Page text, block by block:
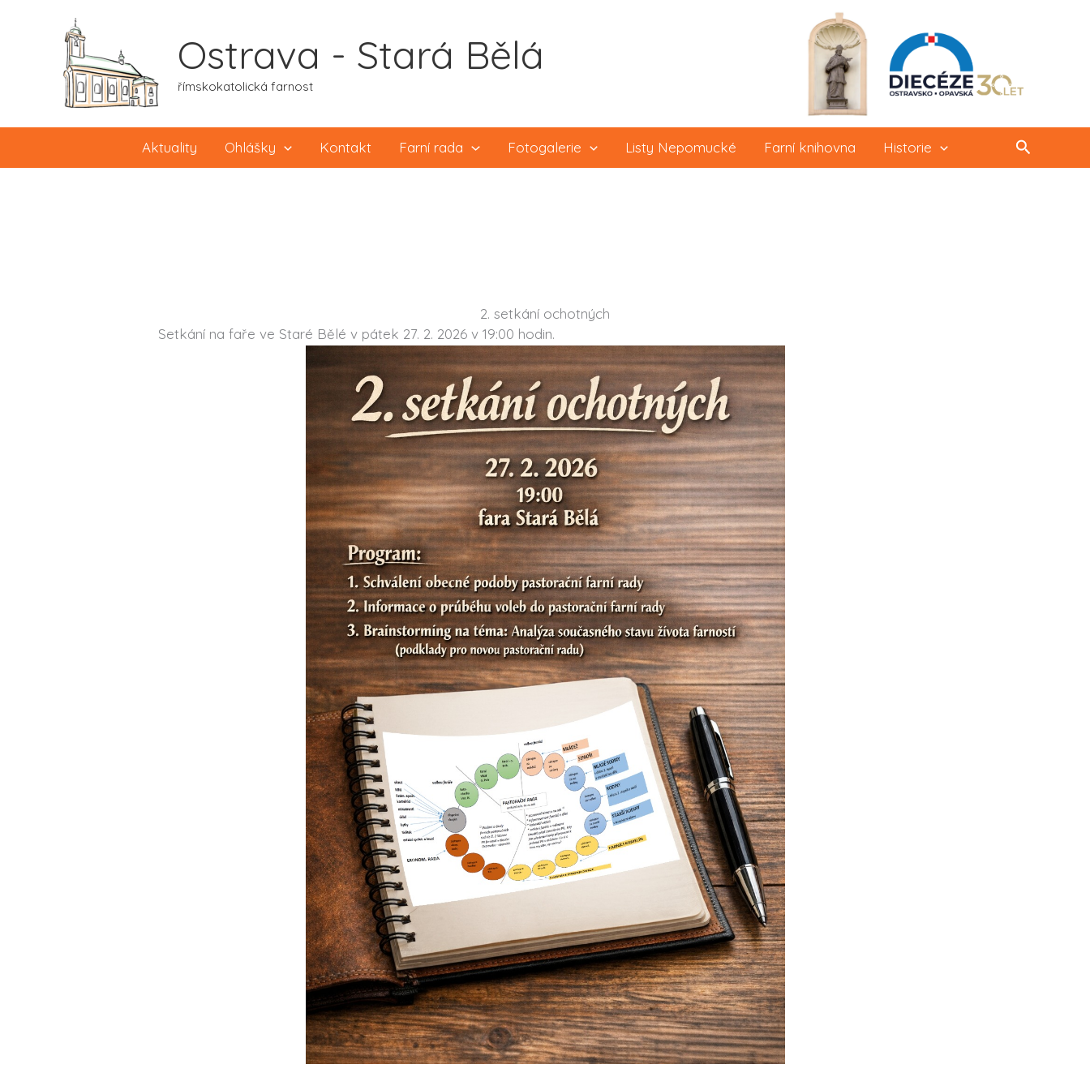
Ostrava - Stará Bělá
římskokatolická farnost
Aktuality Ohlášky Kontakt Farní rada Fotogalerie Listy Nepomucké Farní knihovna Historie Hledat
2. setkání ochotných
Setkání na faře ve Staré Bělé v pátek 27. 2. 2026 v 19:00 hodin.